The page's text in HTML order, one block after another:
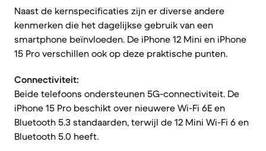
Naast de kernspecificaties zijn er diverse andere
kenmerken die het dagelijkse gebruik van een
smartphone beïnvloeden. De iPhone 12 Mini en iPhone
15 Pro verschillen ook op deze praktische punten.
Connectiviteit:
Beide telefoons ondersteunen 5G-connectiviteit. De
iPhone 15 Pro beschikt over nieuwere Wi-Fi 6E en
Bluetooth 5.3 standaarden, terwijl de 12 Mini Wi-Fi 6 en
Bluetooth 5.0 heeft.